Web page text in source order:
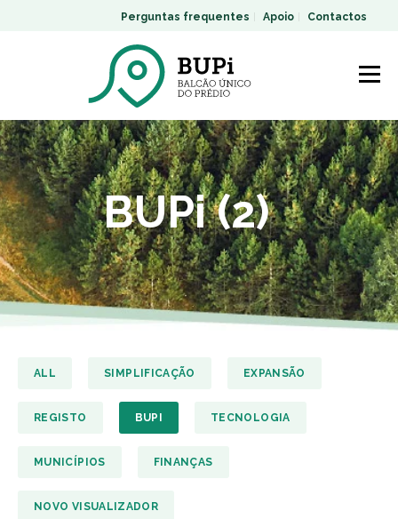
Perguntas frequentes Apoio Contactos
BUPi (2)
ALL SIMPLIFICAÇÃO EXPANSÃO
REGISTO BUPI TECNOLOGIA
MUNICÍPIOS FINANÇAS
NOVO VISUALIZADOR